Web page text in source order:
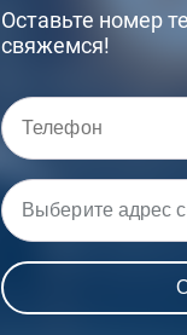
Оставьте номер
свяжемся!
Выберите